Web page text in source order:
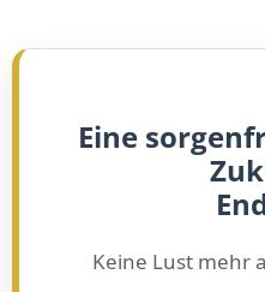
Eine
Keine Lust mehr